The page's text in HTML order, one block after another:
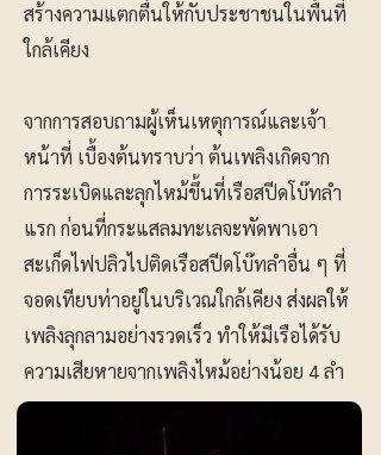
สร้างความแตกตื่นให้กับประชาชนในพื้นที่
ใกล้เคียง
จากการสอบถามผู้เห็นเหตุการณ์และเจ้า
หน้าที่ เบื้องต้นทราบว่า ต้นเพลิงเกิดจาก
การระเบิดและลุกไหม้ขึ้นที่เรือสปีดโบ๊ทลำ
แรก ก่อนที่กระแสลมทะเลจะพัดพาเอา
สะเก็ดไฟปลิวไปติดเรือสปีดโบ๊ทลำอื่น ๆ ที่
จอดเทียบท่าอยู่ในบริเวณใกล้เคียง ส่งผลให้
เพลิงลุกลามอย่างรวดเร็ว ทำให้มีเรือได้รับ
ความเสียหายจากเพลิงไหม้อย่างน้อย 4 ลำ